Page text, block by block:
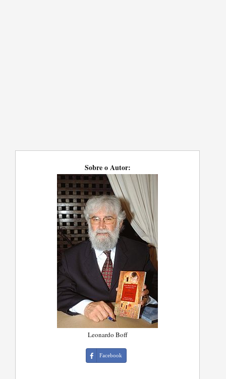
Sobre o Autor:
Leonardo Boff
Facebook